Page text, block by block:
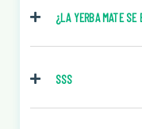
¿LA YERBA MATE SE
SSS